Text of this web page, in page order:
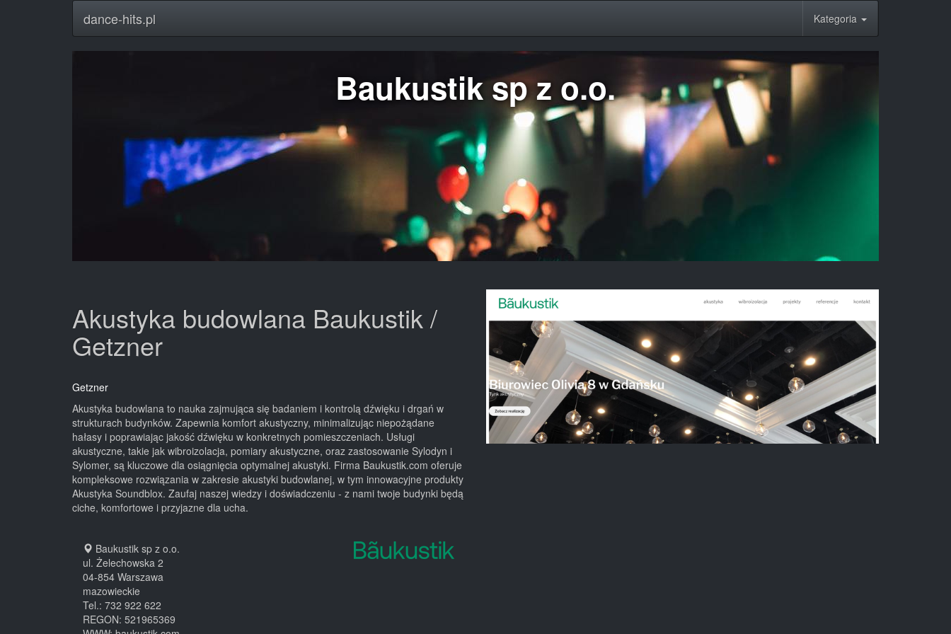
dance-hits.pl Kategoria
Baukustik sp z o.o.
Akustyka budowlana Baukustik /
Getzner
Getzner
Akustyka budowlana to nauka zajmująca się badaniem i kontrolą dźwięku i drgań w
strukturach budynków. Zapewnia komfort akustyczny, minimalizując niepożądane
hałasy i poprawiając jakość dźwięku w konkretnych pomieszczeniach. Usługi
akustyczne, takie jak wibroizolacja, pomiary akustyczne, oraz zastosowanie Sylodyn i
Sylomer, są kluczowe dla osiągnięcia optymalnej akustyki. Firma Baukustik.com oferuje
kompleksowe rozwiązania w zakresie akustyki budowlanej, w tym innowacyjne produkty
Akustyka Soundblox. Zaufaj naszej wiedzy i doświadczeniu - z nami twoje budynki będą
ciche, komfortowe i przyjazne dla ucha.
Baukustik sp z o.o.
ul. Żelechowska 2
04-854 Warszawa
mazowieckie
Tel.: 732 922 622
REGON: 521965369